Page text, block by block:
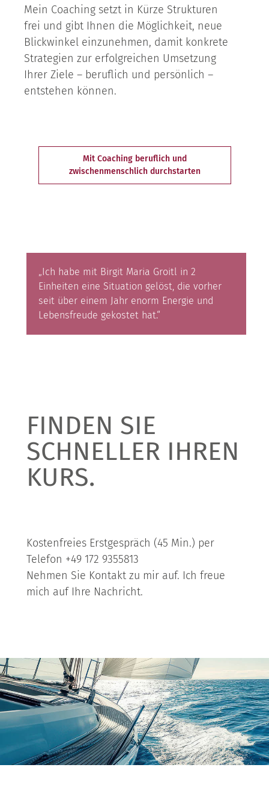
Mein Coaching setzt in Kürze Strukturen
frei und gibt Ihnen die Möglichkeit, neue
Blickwinkel einzunehmen, damit konkrete
Strategien zur erfolgreichen Umsetzung
Ihrer Ziele – beruflich und persönlich –
entstehen können.
Mit Coaching beruflich und
zwischenmenschlich durchstarten
„Ich habe mit Birgit Maria Groitl in 2
Einheiten eine Situation gelöst, die vorher
seit über einem Jahr enorm Energie und
Lebensfreude gekostet hat.“
FINDEN SIE
SCHNELLER IHREN
KURS.
Kostenfreies Erstgespräch (45 Min.) per
Telefon +49 172 9355813
Nehmen Sie Kontakt zu mir auf. Ich freue
mich auf Ihre Nachricht.